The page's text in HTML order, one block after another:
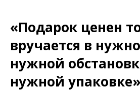
«Подарок ценен
вручается в
нужной
нужной упаковке»